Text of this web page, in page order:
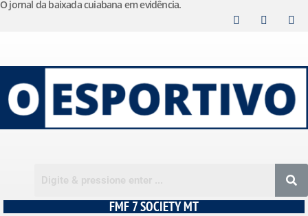
o
conteúdo
O jornal da baixada cuiabana em evidência.
FMF 7 SOCIETY MT